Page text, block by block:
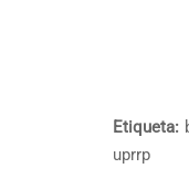
Etiqueta:
uprrp